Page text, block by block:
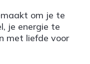
om je te
je energie te
met liefde voor